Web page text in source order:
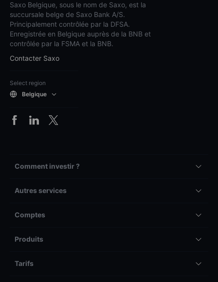
Saxo Belgique, sous le nom de Saxo, est la
succursale belge de Saxo Bank A/S.
Principalement contrôlée par la DFSA.
Enregistrée en Belgique auprès de la BNB et
contrôlée par la FSMA et la BNB.
Contacter Saxo
Select region
Belgique
Comment investir ?
Autres services
Comptes
Produits
Tarifs